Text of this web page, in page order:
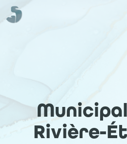
Aller
contenu
Rivière-